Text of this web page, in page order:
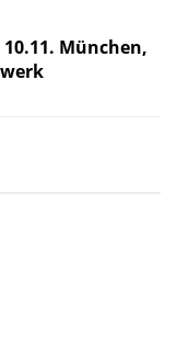
10.11. München,